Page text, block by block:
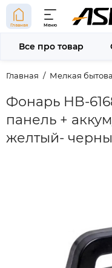
Главная Меню
Главная Мелкая
Фонарь HB-
панель +
желтый-
Все про товар